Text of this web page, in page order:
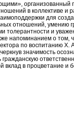
организованный
в коллективе и
для
отношений, умению
толерантности и
напоминанием о том,
по воспитанию Х.
значимость
вклад в процветание и